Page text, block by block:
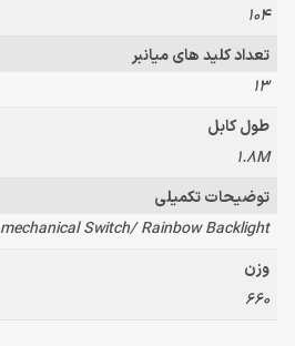
104
تعداد کلید های میانبر
13
طول کابل
1.8M
توضیحات تکمیلی
mechanical Switch/ Rainbow Backlight
وزن
660